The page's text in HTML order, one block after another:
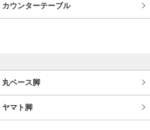
カウンターテーブル
丸ベース脚
ヤマト脚